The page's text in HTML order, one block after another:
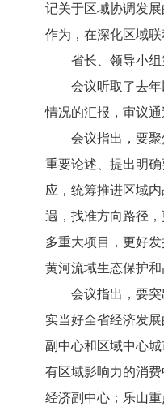
记关于区域协调发
作为，在深化区域联
省长、领导小组第
会议听取了去年以
情况的汇报，审议
会议指出，要聚焦
重要论述、提出明
应，统筹推进区域
遇，找准方向路径
多重大项目，更好
黄河流域生态保护
会议指出，要突出
实当好全省经济发
副中心和区域中心
有区域影响力的消
经济副中心；乐山